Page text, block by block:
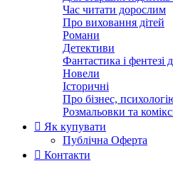
Час читати дорослим
Про виховання дітей
Романи
Детективи
Фантастика і фентезі
Новели
Історичні
Про бізнес,
Розмальовки та
Як купувати
Публічна Оферта
Контакти